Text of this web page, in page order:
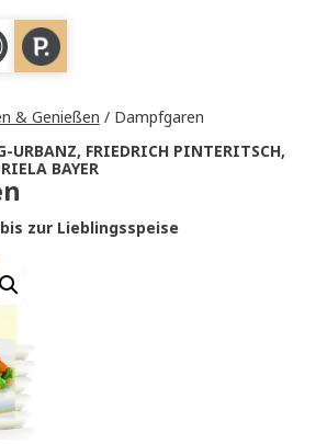
P
& Genießen / Dampfgaren
URBANZ, FRIEDRICH PINTERITSCH,
BAYER
zur Lieblingsspeise